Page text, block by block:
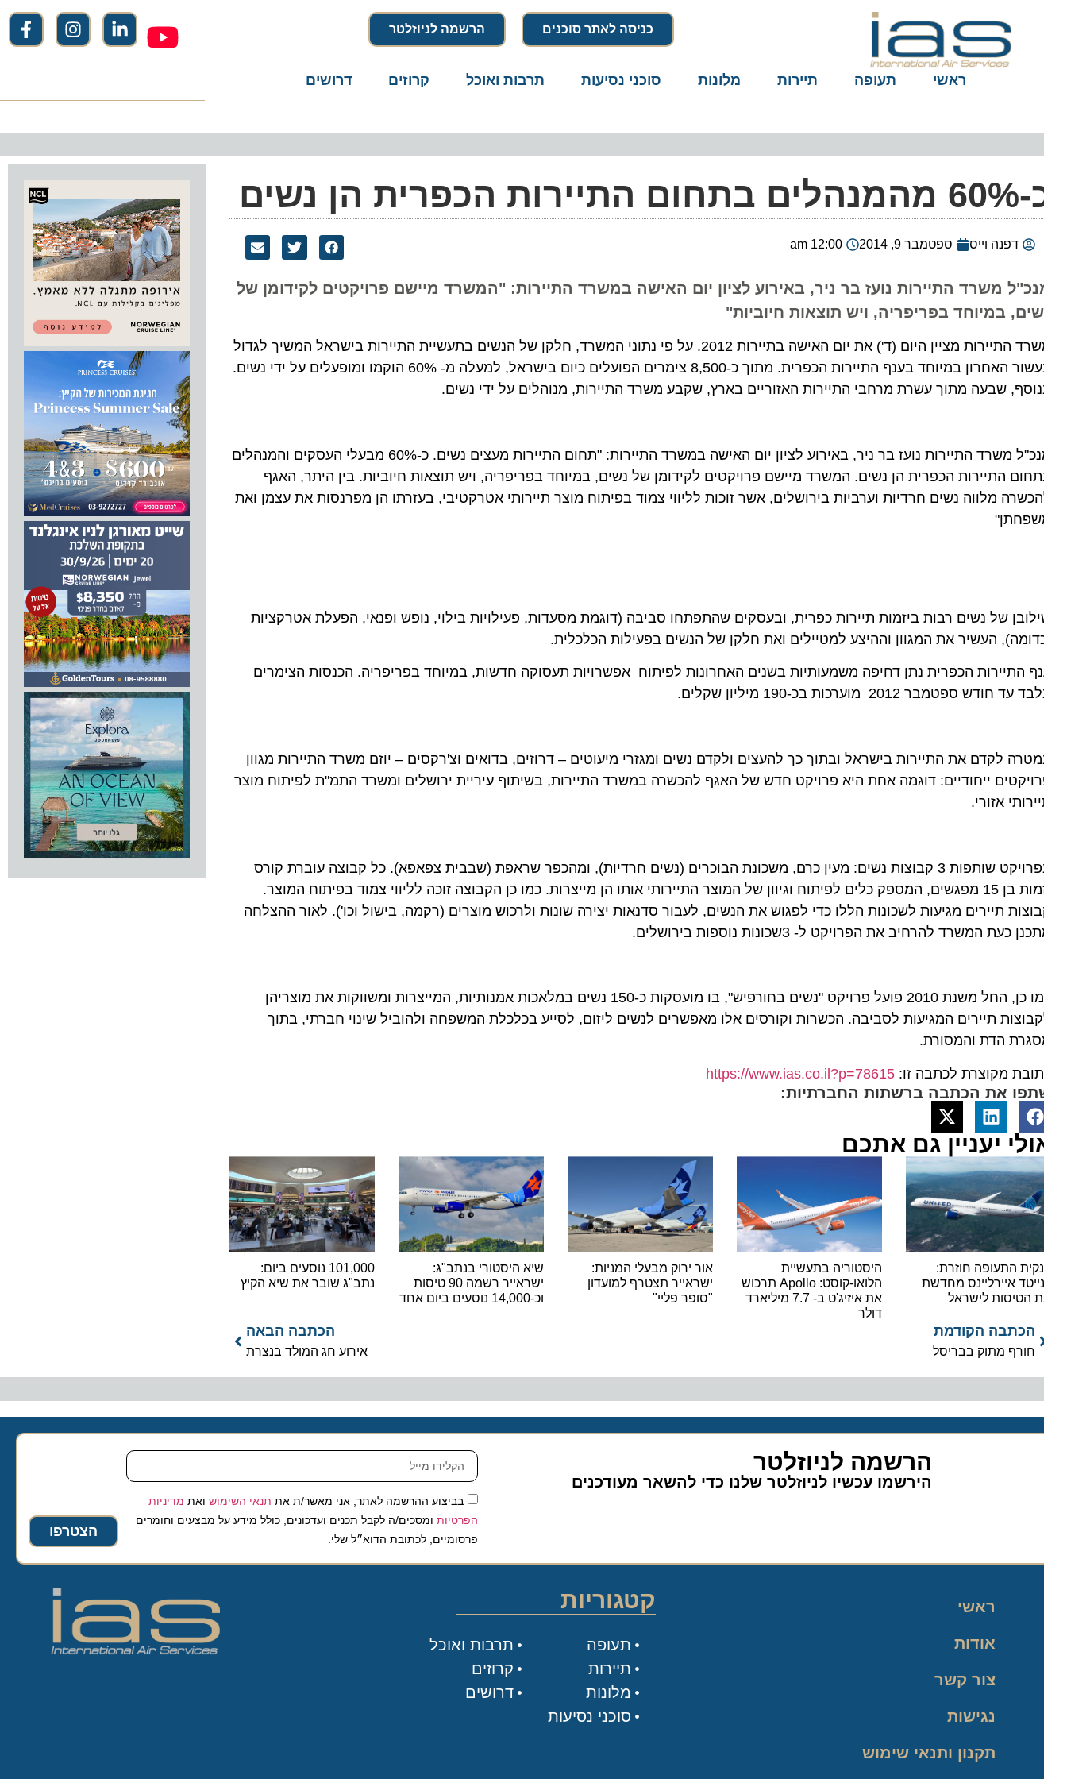
כניסה לאתר סוכנים הרשמה לניוזלטר
ראשי תעופה תיירות מלונות סוכני נסיעות תרבות ואוכל קרוזים דרושים
התיירות הכפרית הן נשים
דפנה וייס ספטמבר 9, 2014 12:00 am
משרד התיירות נועז בר ניר, באירוע לציון יום האישה במשרד התיירות: "המשרד מיישם פרויקטים לקידומן של
במיוחד בפריפריה, ויש תוצאות חיוביות"
משרד התיירות מציין היום (ד') את יום האישה בתיירות 2012. על פי נתוני המשרד, חלקן של הנשים בתעשיית התיירות בישראל המשיך לגדול
בעשור האחרון במיוחד בענף התיירות הכפרית. מתוך כ-8,500 צימרים הפועלים כיום בישראל, למעלה מ- 60% הוקמו ומופעלים על ידי נשים.
שבעה מתוך עשרת מרחבי התיירות האזוריים בארץ, שקבע משרד התיירות, מנוהלים על ידי נשים.
מנכ"ל משרד התיירות נועז בר ניר, באירוע לציון יום האישה במשרד התיירות: "תחום התיירות מעצים נשים. כ-60% מבעלי העסקים והמנהלים
התיירות הכפרית הן נשים. המשרד מיישם פרויקטים לקידומן של נשים, במיוחד בפריפריה, ויש תוצאות חיוביות. בין היתר, האגף
מלווה נשים חרדיות וערביות בירושלים, אשר זוכות לליווי צמוד בפיתוח מוצר תיירותי אטרקטיבי, בעזרתו הן מפרנסות את עצמן ואת
של נשים רבות ביזמות תיירות כפרית, ובעסקים שהתפתחו סביבה (דוגמת מסעדות, פעילויות בילוי, נופש ופנאי, הפעלת אטרקציות
העשיר את המגוון וההיצע למטיילים ואת חלקן של הנשים בפעילות הכלכלית.
התיירות הכפרית נתן דחיפה משמעותיות בשנים האחרונות לפיתוח אפשרויות תעסוקה חדשות, במיוחד בפריפריה. הכנסות הצימרים
עד חודש ספטמבר 2012 מוערכות בכ-190 מיליון שקלים.
לקדם את התיירות בישראל ובתוך כך להעצים ולקדם נשים ומגזרי מיעוטים – דרוזים, בדואים וצ'רקסים – יוזם משרד התיירות מגוון
ייחודיים: דוגמה אחת היא פרויקט חדש של האגף להכשרה במשרד התיירות, בשיתוף עיריית ירושלים ומשרד התמ"ת לפיתוח מוצר
אזורי.
בפרויקט שותפות 3 קבוצות נשים: מעין כרם, משכונת הבוכרים (נשים חרדיות), ומהכפר שראפת (שבבית צפאפא). כל קבוצה עוברת קורס
יזמות בן 15 מפגשים, המספק כלים לפיתוח וגיוון של המוצר התיירותי אותו הן מייצרות. כמו כן הקבוצה זוכה לליווי צמוד בפיתוח המוצר.
תיירים מגיעות לשכונות הללו כדי לפגוש את הנשים, לעבור סדנאות יצירה שונות ולרכוש מוצרים (רקמה, בישול וכו'). לאור ההצלחה
כעת המשרד להרחיב את הפרויקט ל- 3שכונות נוספות בירושלים.
כמו כן, החל משנת 2010 פועל פרויקט "נשים בחורפיש", בו מועסקות כ-150 נשים במלאכות אמנותיות, המייצרות ומשווקות את מוצריהן
תיירים המגיעות לסביבה. הכשרות וקורסים אלו מאפשרים לנשים ליזום, לסייע בכלכלת המשפחה ולהוביל שינוי חברתי, בתוך
הדת והמסורת.
מקוצרת לכתבה זו:https://www.ias.co.il?p=78615
את הכתבה ברשתות החברתיות:
יעניין גם אתכם
התעופה חוזרת:
איירליינס מחדשת
הטיסות לישראל
היסטוריה בתעשיית
הלואו-קוסט: Apollo תרכוש
את איזיג'ט ב- 7.7 מיליארד
דולר
אור ירוק מבעלי המניות:
ישראייר תצטרף למועדון
"סופר פליי"
שיא היסטורי בנתב"ג:
ישראייר רשמה 90 טיסות
101,000 נוסעים ביום:
נתב"ג שובר את שיא הקיץ
הכתבה הקודמת
חורף מתוק בבריסל
הכתבה הבאה
אירוע חג המולד בנצרת
הרשמה לניוזלטר
הירשמו עכשיו לניוזלטר שלנו כדי להשאר מעודכנים
בביצוע ההרשמה לאתר, אני מאשר/ת אתתנאי השימושואת מדיניות
הפרטיותומסכים/ה לקבל תכנים ועדכונים, כולל מידע על מבצעים וחומרים
פרסומיים, לכתובת הדוא״ל שלי.
הצטרפו
ראשי
אודות
צור קשר
נגישות
תקנון ותנאי שימוש
קטגוריות
תעופה
תיירות
מלונות
סוכני נסיעות
תרבות ואוכל
קרוזים
דרושים